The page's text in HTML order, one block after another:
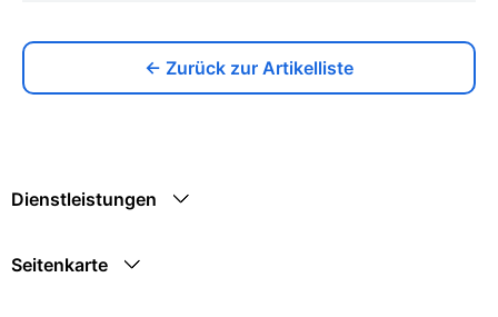
← Zurück zur Artikelliste
Dienstleistungen
Seitenkarte